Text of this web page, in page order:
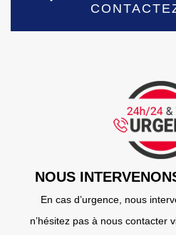
NOUS
En cas d’urgence, nous
n’hésitez pas à nous contacter